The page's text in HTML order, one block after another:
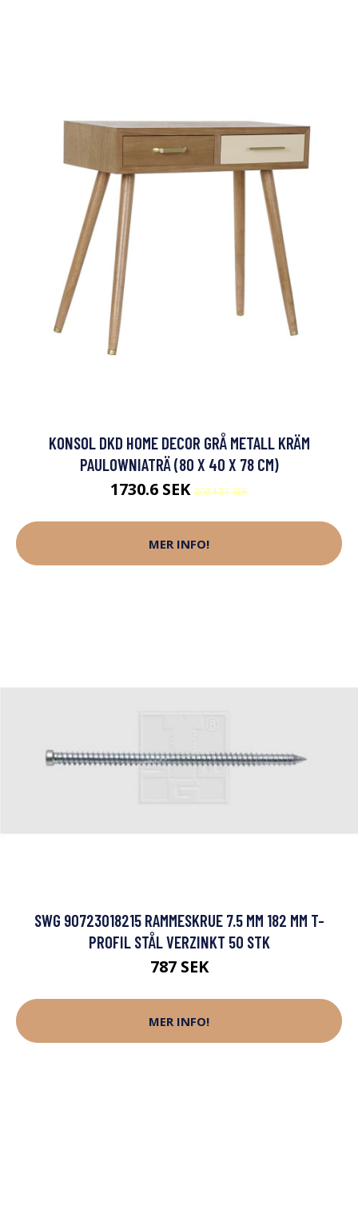
KONSOL DKD HOME DECOR GRÅ METALL KRÄM
PAULOWNIATRÄ (80 X 40 X 78 CM)
1730.6 SEK 2034.51 SEK
MER INFO!
SWG 90723018215 RAMMESKRUE 7.5 MM 182 MM T-
PROFIL STÅL VERZINKT 50 STK
787 SEK
MER INFO!